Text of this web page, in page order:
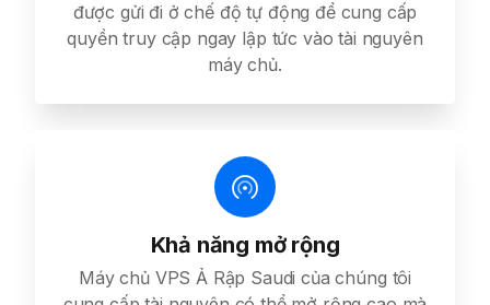
được gửi đi ở chế độ tự động để cung cấp
quyền truy cập ngay lập tức vào tài nguyên
máy chủ.
Khả năng mở rộng
Máy chủ VPS Ả Rập Saudi của chúng tôi